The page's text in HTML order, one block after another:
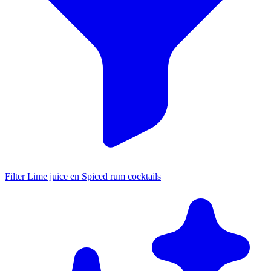
Filter Lime juice en Spiced rum cocktails